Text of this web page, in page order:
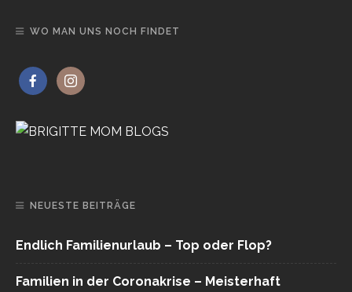
WO MAN UNS NOCH FINDET
NEUESTE BEITRÄGE
Endlich Familienurlaub – Top oder Flop?
Familien in der Coronakrise – Meisterhaft